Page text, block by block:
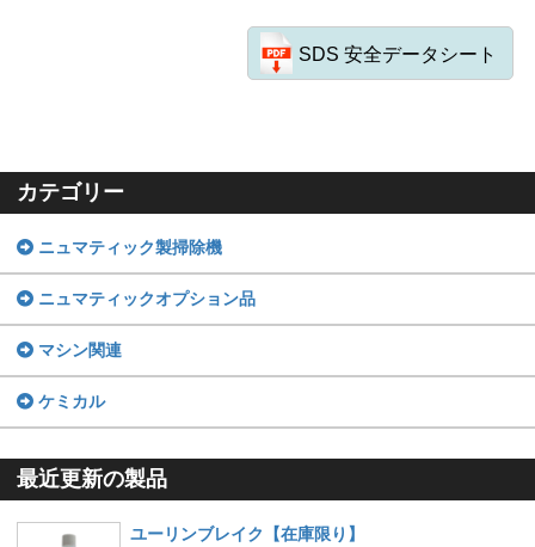
SDS 安全データシート
カテゴリー
ニュマティック製掃除機
ニュマティックオプション品
マシン関連
ケミカル
最近更新の製品
ユーリンブレイク【在庫限り】